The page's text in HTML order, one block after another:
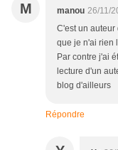
M manou 26/11/
C'est un auteur
que je n'ai rien
Par contre j'ai
lecture d'un
blog d'ailleurs
Répondre